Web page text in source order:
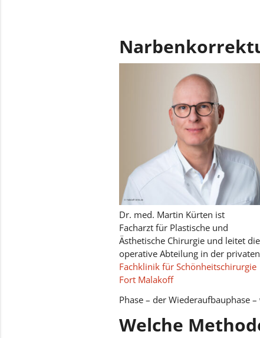
Dr. med. Martin Kürten ist
Facharzt für Plastische und
Ästhetische Chirurgie und leitet die
operative Abteilung in der privaten
Fachklinik für Schönheitschirurgie
Fort Malakoff
Phase – der Wiederaufbauphase
Welche